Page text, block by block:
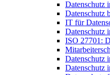
Datenschutz
Datenschutz
IT für
Datenschutz
ISO 27701:
Datenschutz
Datenschutz